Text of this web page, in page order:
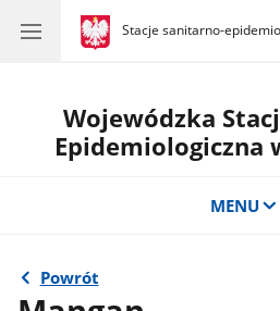
gov.pl
Stacje sanitarno-
gov.pl
Stacje
Wojewódzka
Epidemiologiczna
MENU
Powrót